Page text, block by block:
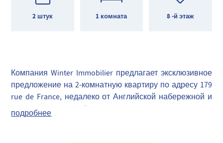
2 штук 1 комната 8 -й этаж
Компания Winter Immobilier предлагает эксклюзивное
предложение на 2-комнатную квартиру по адресу 179
rue de France, недалеко от Английской набережной и
рядом со всеми удобствами.
Расположенная на 8ᵉ и последнем этаже здания с
подробнее